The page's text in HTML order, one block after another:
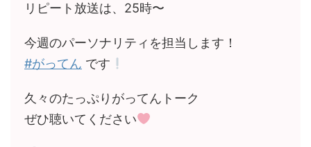
リピート放送は、25時〜
今週のパーソナリティを担当します！
#がってん です
久々のたっぷりがってんトーク
ぜひ聴いてください